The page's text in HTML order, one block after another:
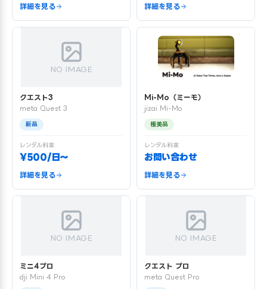
詳細を見る 詳細を見る
NO IMAGE
クエスト3
meta Quest 3
新品
レンタル料金
¥500/日〜
詳細を見る
Mi-Mo（ミーモ）
jizai Mi-Mo
極美品
レンタル料金
お問い合わせ
詳細を見る
NO IMAGE
ミニ4プロ
dji Mini 4 Pro
NO IMAGE
クエスト プロ
meta Quest Pro